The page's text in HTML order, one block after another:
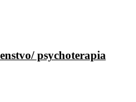
psychoterapia